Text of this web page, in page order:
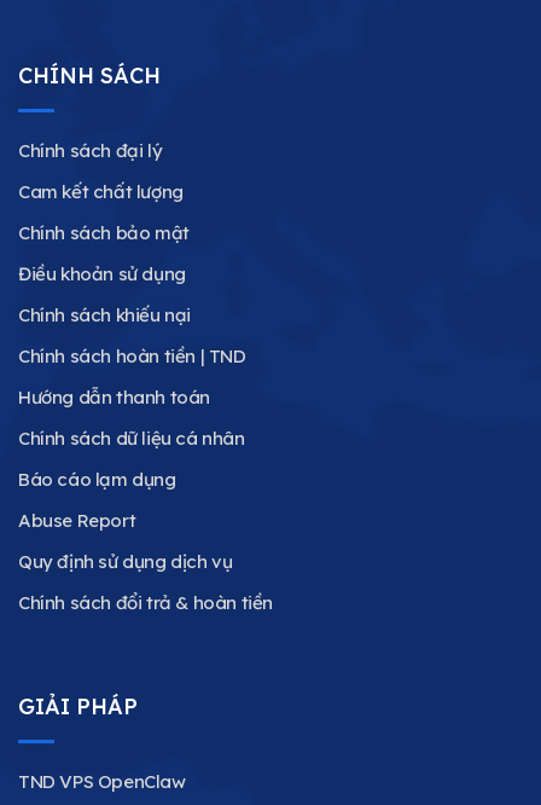
CHÍNH SÁCH
Chính sách đại lý
Cam kết chất lượng
Chính sách bảo mật
Điều khoản sử dụng
Chính sách khiếu nại
Chính sách hoàn tiền | TND
Hướng dẫn thanh toán
Chính sách dữ liệu cá nhân
Báo cáo lạm dụng
Abuse Report
Quy định sử dụng dịch vụ
Chính sách đổi trả & hoàn tiền
GIẢI PHÁP
TND VPS OpenClaw